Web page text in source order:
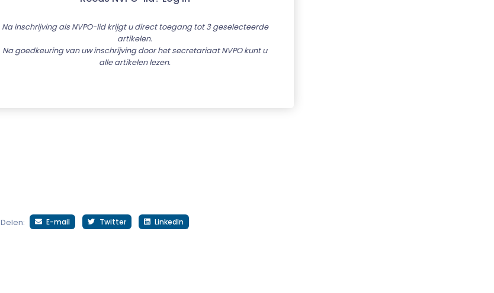
Na inschrijving als NVPO-lid krijgt u direct toegang tot 3 geselecteerde
artikelen.
Na goedkeuring van uw inschrijving door het secretariaat NVPO kunt u
alle artikelen lezen.
Delen: E-mail Twitter LinkedIn